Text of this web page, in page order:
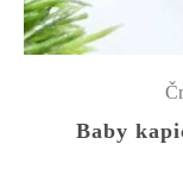
Baby